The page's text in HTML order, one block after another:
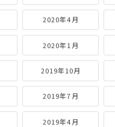
2020年4月
2020年1月
2019年10月
2019年7月
2019年4月